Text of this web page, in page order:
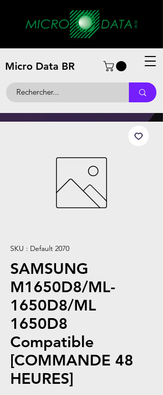
Micro Data BR
SKU : Default 2070
SAMSUNG
M1650D8/ML-
1650D8/ML
1650D8
Compatible
[COMMANDE 48
HEURES]